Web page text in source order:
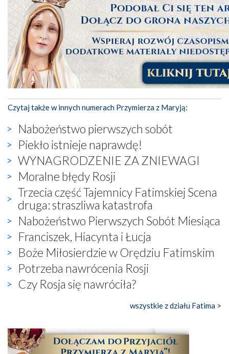
Czytaj także w innych numerach Przymierza z Maryją:
Nabożeństwo pierwszych sobót
Piekło istnieje naprawdę!
WYNAGRODZENIE ZA ZNIEWAGI
Moralne błędy Rosji
Trzecia część Tajemnicy Fatimskiej Scena
druga: straszliwa katastrofa
Nabożeństwo Pierwszych Sobót Miesiąca
Franciszek, Hiacynta i Łucja
Boże Miłosierdzie w Orędziu Fatimskim
Potrzeba nawrócenia Rosji
Czy Rosja się nawróciła?
wszystkie z działu Fatima >